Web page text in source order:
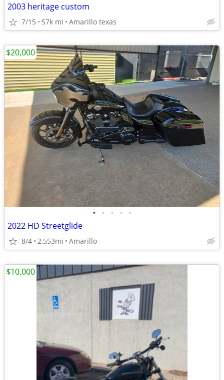
2003 heritage custom
7/15 57k mi Amarillo texas
• • • • •
2022 HD Streetglide
8/4 2,553mi Amarillo
$20,000
$10,000